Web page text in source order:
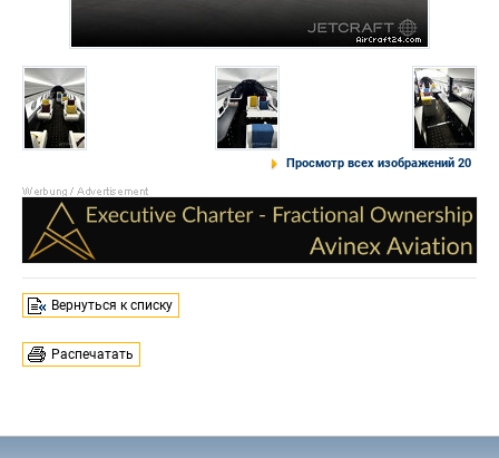
Просмотр всех изображений 20
Вернуться к списку
Распечатать